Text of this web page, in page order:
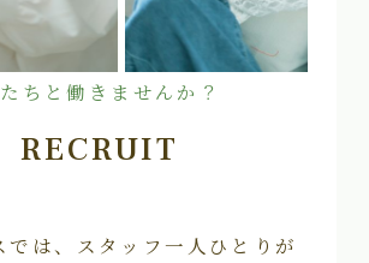
ちと働きませんか？
RECRUIT
では、スタッフ一人ひとりが